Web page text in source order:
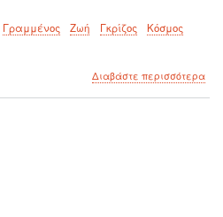
Γραμμένος Ζωή Γκρίζος
Κόσμος
Διαβάστε περισσότεραγια